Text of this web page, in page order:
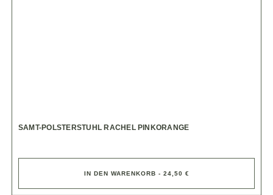
SAMT-POLSTERSTUHL RACHEL PINKORANGE
IN DEN WARENKORB - 24,50 €